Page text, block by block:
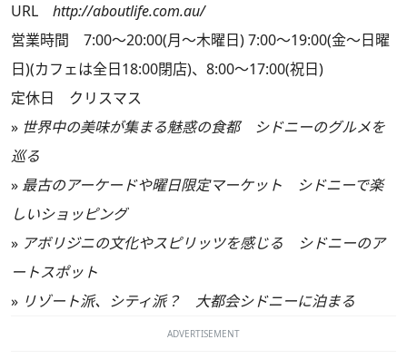
URL http://aboutlife.com.au/
営業時間 7:00～20:00(月～木曜日) 7:00～19:00(金～日曜
日)(カフェは全日18:00閉店)、8:00～17:00(祝日)
定休日 クリスマス
» 世界中の美味が集まる魅惑の食都 シドニーのグルメを
巡る
» 最古のアーケードや曜日限定マーケット シドニーで楽
しいショッピング
» アボリジニの文化やスピリッツを感じる シドニーのア
ートスポット
» リゾート派、シティ派？ 大都会シドニーに泊まる
ADVERTISEMENT